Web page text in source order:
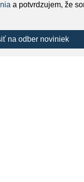
a potvrdzujem, že
na odber noviniek